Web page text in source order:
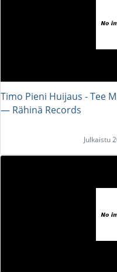
Timo Pieni Huijaus - Tee
― Rähinä Records
Julkaistu